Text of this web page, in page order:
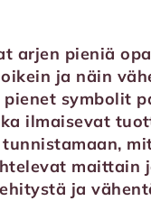
arjen pieniä
ja näin
symbolit
ilmaisevat
maittain
ja